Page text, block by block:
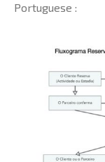
Portuguese :